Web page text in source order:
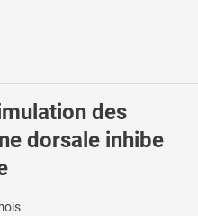
des
dorsale inhibe